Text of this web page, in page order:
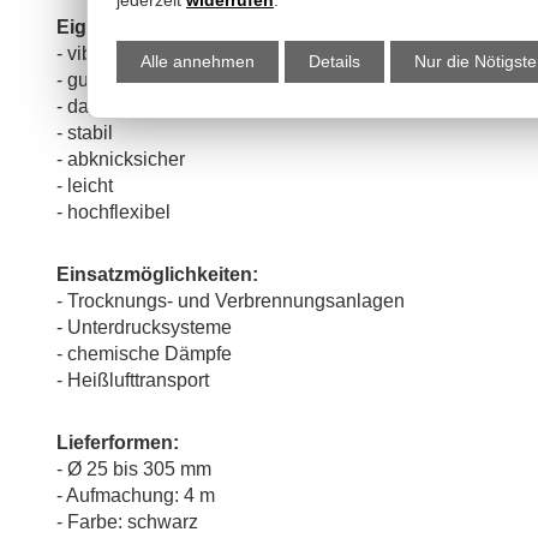
Eigenschaften:
- vibrationsfest
- gute Chemikalienbeständigkeit
- dauerflexibel
- stabil
- abknicksicher
- leicht
- hochflexibel
Einsatzmöglichkeiten:
- Trocknungs- und Verbrennungsanlagen
- Unterdrucksysteme
- chemische Dämpfe
- Heißlufttransport
Lieferformen:
- Ø 25 bis 305 mm
- Aufmachung: 4 m
- Farbe: schwarz
Alle annehmen Details Nur die